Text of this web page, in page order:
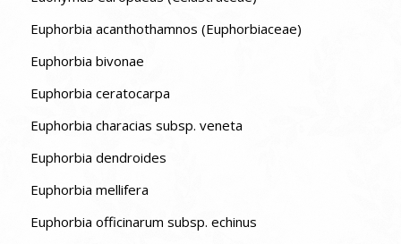
Euphorbia acanthothamnos (Euphorbiaceae)
Euphorbia bivonae
Euphorbia ceratocarpa
Euphorbia characias subsp. veneta
Euphorbia dendroides
Euphorbia mellifera
Euphorbia officinarum subsp. echinus